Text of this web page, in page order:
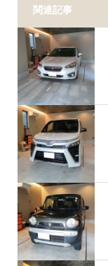
関連記事